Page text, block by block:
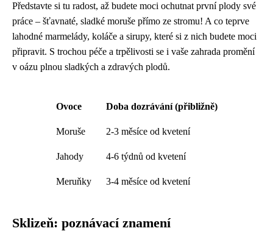
Představte si tu radost, až budete moci ochutnat první plody své
práce – šťavnaté, sladké moruše přímo ze stromu! A co teprve
lahodné marmelády, koláče a sirupy, které si z nich budete moci
připravit. S trochou péče a trpělivosti se i vaše zahrada promění
v oázu plnou sladkých a zdravých plodů.
Ovoce Doba dozrávání (přibližně)
Moruše 2-3 měsíce od kvetení
Jahody 4-6 týdnů od kvetení
Meruňky 3-4 měsíce od kvetení
Sklizeň: poznávací znamení